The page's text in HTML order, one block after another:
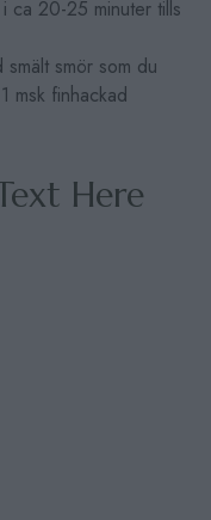
ca 20-25 minuter tills
smör som du
msk finhackad
Here